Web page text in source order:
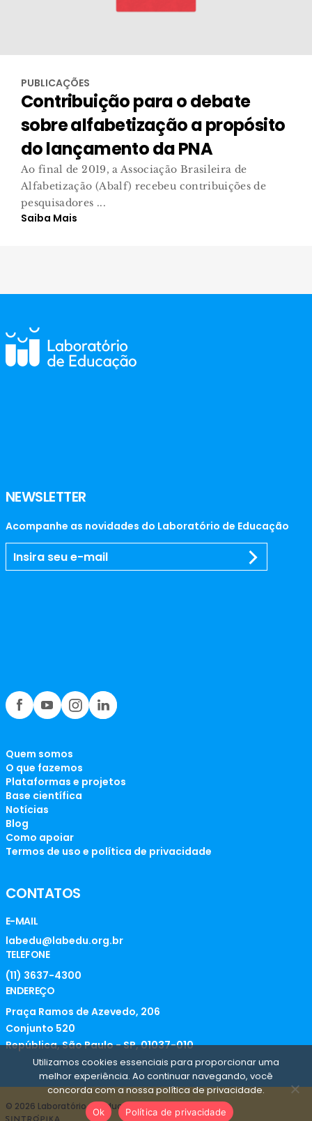
PUBLICAÇÕES
Contribuição para o debate
sobre alfabetização a propósito
do lançamento da PNA
Ao final de 2019, a Associação Brasileira de
Alfabetização (Abalf) recebeu contribuições de
pesquisadores ...
Saiba Mais
NEWSLETTER
Acompanhe as novidades do Laboratório de Educação
Quem somos
O que fazemos
Plataformas e projetos
Base científica
Notícias
Blog
Como apoiar
Termos de uso e política de privacidade
CONTATOS
E-MAIL
labedu@labedu.org.br
TELEFONE
(11) 3637-4300
ENDEREÇO
Praça Ramos de Azevedo, 206
Conjunto 520
República, São Paulo - SP, 01037-010
© 2026 Laboratório de Educação
Utilizamos cookies essenciais para proporcionar uma
melhor experiência. Ao continuar navegando, você
concorda com a nossa política de privacidade.
Ok Política de privacidade